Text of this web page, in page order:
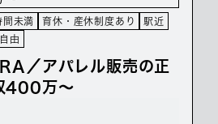
未満 育休・産休制度あり
駅近
由
／アパレル販売の正
400万～